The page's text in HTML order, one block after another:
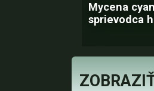
Mycena
sprievodca